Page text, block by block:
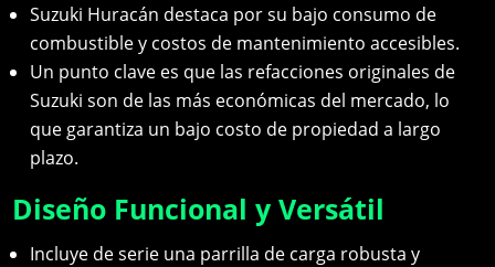
Suzuki Huracán destaca por su bajo consumo de
combustible y costos de mantenimiento accesibles.
Un punto clave es que las refacciones originales de
Suzuki son de las más económicas del mercado, lo
que garantiza un bajo costo de propiedad a largo
plazo.
Diseño Funcional y Versátil
Incluye de serie una parrilla de carga robusta y